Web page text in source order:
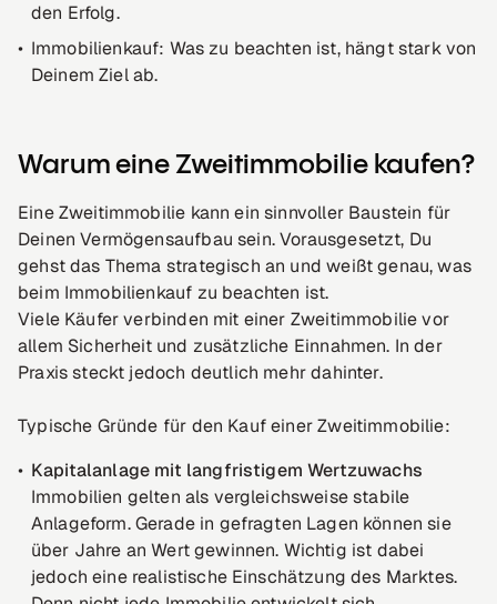
den Erfolg.
Immobilienkauf: Was zu beachten ist, hängt stark von
Deinem Ziel ab.
Warum eine Zweitimmobilie kaufen?
Eine Zweitimmobilie kann ein sinnvoller Baustein für
Deinen Vermögensaufbau sein. Vorausgesetzt, Du
gehst das Thema strategisch an und weißt genau, was
beim Immobilienkauf zu beachten ist.
Viele Käufer verbinden mit einer Zweitimmobilie vor
allem Sicherheit und zusätzliche Einnahmen. In der
Praxis steckt jedoch deutlich mehr dahinter.
Typische Gründe für den Kauf einer Zweitimmobilie:
Kapitalanlage mit langfristigem Wertzuwachs
Immobilien gelten als vergleichsweise stabile
Anlageform. Gerade in gefragten Lagen können sie
über Jahre an Wert gewinnen. Wichtig ist dabei
jedoch eine realistische Einschätzung des Marktes.